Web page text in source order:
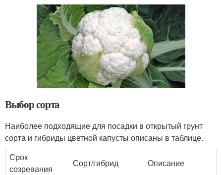
Выбор сорта
Наиболее подходящие для посадки в открытый грунт
сорта и гибриды цветной капусты описаны в таблице.
Срок
созревания
Сорт/гибрид Описание